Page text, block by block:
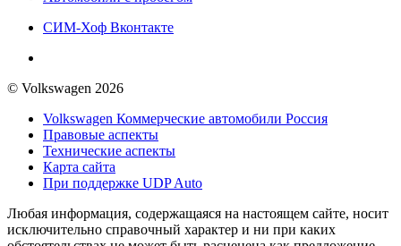
СИМ-Хоф Вконтакте
© Volkswagen 2026
Volkswagen Коммерческие автомобили Россия
Правовые аспекты
Технические аспекты
Карта сайта
При поддержке UDP Auto
Любая информация, содержащаяся на настоящем сайте, носит
исключительно справочный характер и ни при каких